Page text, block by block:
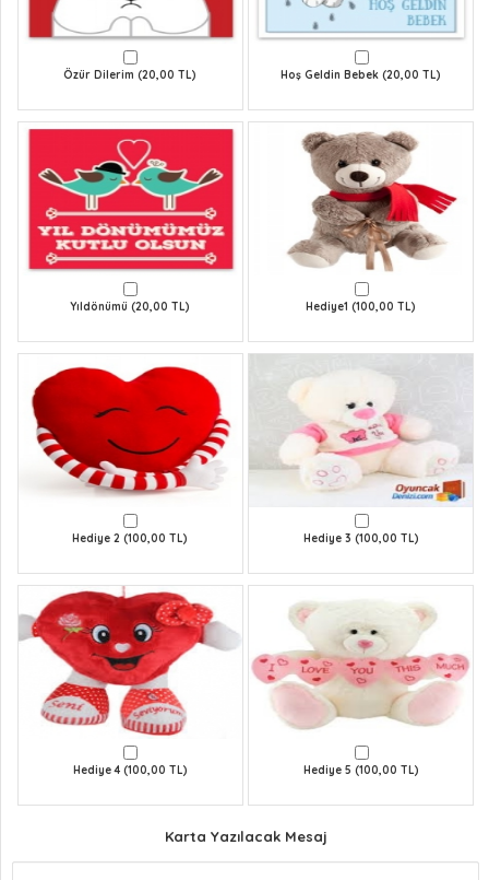
Özür Dilerim (20,00 TL) Hoş Geldin Bebek (20,00 TL)
Yıldönümü (20,00 TL) Hediye1 (100,00 TL)
Hediye 2 (100,00 TL) Hediye 3 (100,00 TL)
Hediye 4 (100,00 TL) Hediye 5 (100,00 TL)
Karta Yazılacak Mesaj